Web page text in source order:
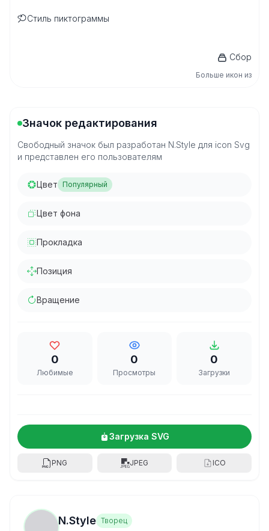
Стиль пиктограммы
Сбор
Больше икон из
Значок редактирования
Свободный значок был разработан N.Style для icon Svg
и представлен его пользователям
Цвет Популярный
Цвет фона
Прокладка
Позиция
Вращение
0
Любимые
0
Просмотры
0
Загрузки
Загрузка SVG
PNG JPEG ICO
N.Style Творец